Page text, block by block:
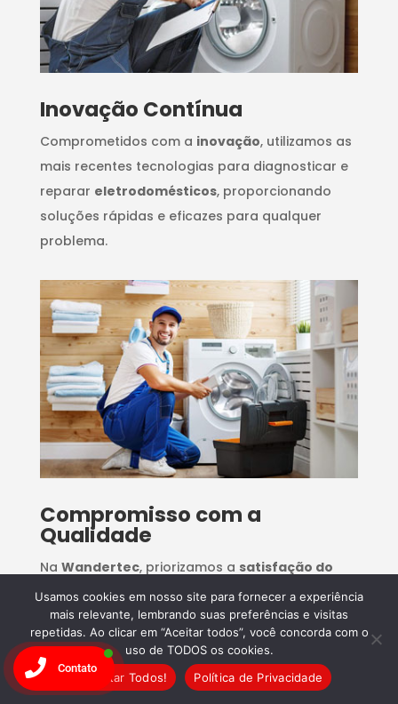
Inovação Contínua
Comprometidos com a inovação, utilizamos as
mais recentes tecnologias para diagnosticar e
reparar eletrodomésticos, proporcionando
soluções rápidas e eficazes para qualquer
problema.
Compromisso com a
Qualidade
Na Wandertec, priorizamos a satisfação do
cliente. Nossos serviços são realizados com
excelência, garantindo que seu
eletrodomésticofuncione como novo.Confie
na Wandertec e agende seu conserto hoje
mesmo!
Usamos cookies em nosso site para fornecer a experiência
mais relevante, lembrando suas preferências e visitas
repetidas. Ao clicar em “Aceitar todos”, você concorda com o
uso de TODOS os cookies.
Aceitar Todos!
Política de Privacidade
Contato